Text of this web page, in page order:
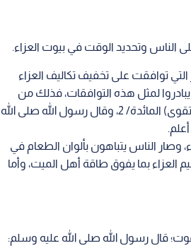
الناس وتحديد الوقت في بيوت العزاء.
توافقت على تخفيف تكاليف العزاء
لمثل هذه التوافقات، فذلك من
الاجتماع على كلمة الخير والمعروف، قال الله تعالى: (وتعاونوا على البر والتقوى) المائدة/ 2، وقال رسول الله صلى الله
الناس يتباهون بألوان الطعام في
بما يفوق طاقة أهل الميت، وأما
قال رسول الله صلى الله عليه وسلم: